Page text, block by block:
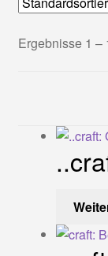
Kasse
Kataloge
OS-
SC Lenggries
Ergebnisse 1 –